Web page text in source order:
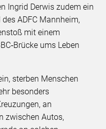
Ingrid Derwis zudem ein
ADFC Mannheim,
mit einem
ums Leben
sterben Menschen
besonders
an
zwischen Autos,